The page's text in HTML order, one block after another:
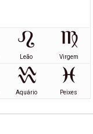
Leão Virgem
Aquário Peixes